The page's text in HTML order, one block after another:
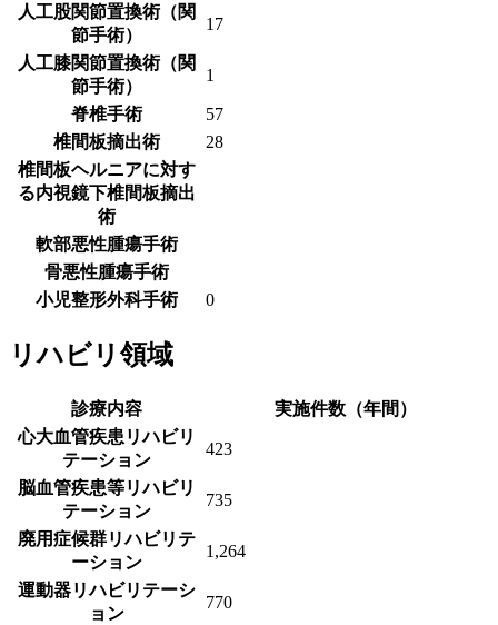
人工股関節置換術（関
節手術）
17
人工膝関節置換術（関
節手術）
1
脊椎手術
57
椎間板摘出術
28
椎間板ヘルニアに対す
る内視鏡下椎間板摘出
術
軟部悪性腫瘍手術
骨悪性腫瘍手術
小児整形外科手術
0
リハビリ領域
診療内容
実施件数（年間）
心大血管疾患リハビリ
テーション
423
脳血管疾患等リハビリ
テーション
735
廃用症候群リハビリテ
ーション
1,264
運動器リハビリテーシ
ョン
770